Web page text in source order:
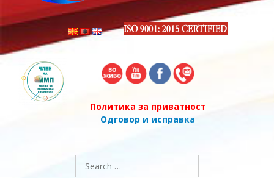
Политика за приватност
Одговор и исправка
Search
for: